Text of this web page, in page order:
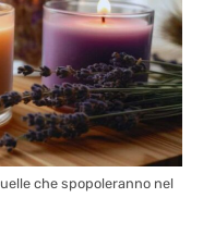
che spopoleranno nel